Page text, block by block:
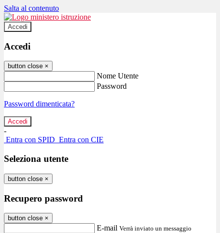
Salta al contenuto
Accedi
Accedi
button close ×
Nome Utente
Password
Password dimenticata?
-
Entra con SPID Entra con CIE
Seleziona utente
button close ×
Recupero password
button close ×
E-mail Verrà inviato un messaggio